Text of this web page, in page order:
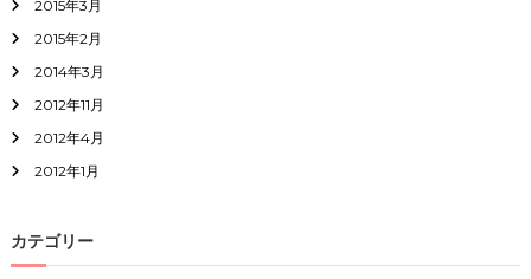
2015年3月
2015年2月
2014年3月
2012年11月
2012年4月
2012年1月
カテゴリー